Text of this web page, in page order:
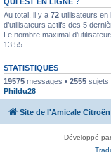
Au total, il y a 72 utilisateurs en
d’utilisateurs actifs des 5
Le nombre maximal
13:55
STATISTIQUES
19575 messages • 2555 sujets
Phildu28
Site de l'Amicale Citroën
Développé